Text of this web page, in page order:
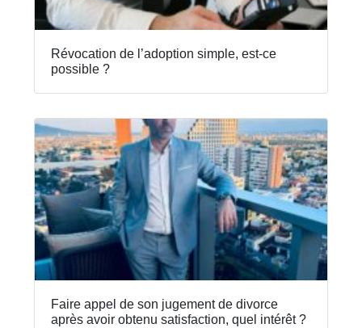
Révocation de l’adoption simple, est-ce
possible ?
Faire appel de son jugement de divorce
après avoir obtenu satisfaction, quel intérêt ?